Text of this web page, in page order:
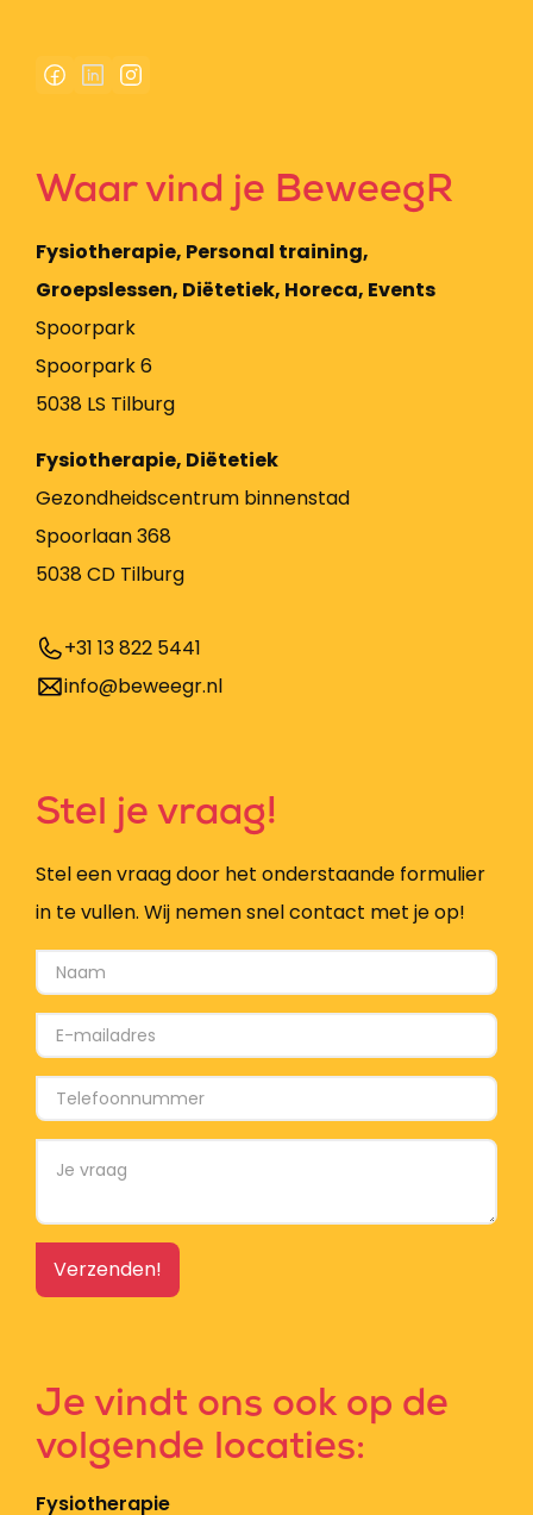
Waar vind je BeweegR
Fysiotherapie, Personal training,
Groepslessen, Diëtetiek, Horeca, Events
Spoorpark
Spoorpark 6
5038 LS Tilburg
Fysiotherapie, Diëtetiek
Gezondheidscentrum binnenstad
Spoorlaan 368
5038 CD Tilburg
+31 13 822 5441
info@beweegr.nl
Stel je vraag!
Stel een vraag door het onderstaande formulier
in te vullen. Wij nemen snel contact met je op!
Je vindt ons ook op de
volgende locaties:
Fysiotherapie